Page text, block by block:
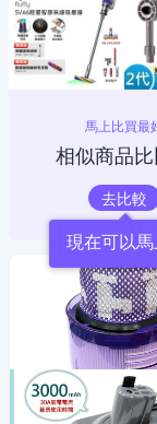
馬上比買最
相似商品
去比較
現在可以馬